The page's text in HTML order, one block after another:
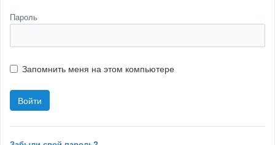
Пароль
Запомнить меня на этом компьютере